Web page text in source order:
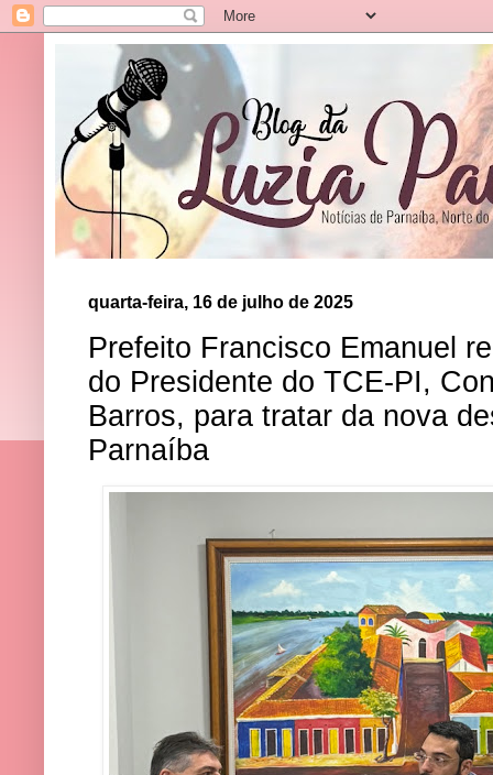
quarta-feira, 16 de julho de 2025
Prefeito Francisco Emanuel
do Presidente do TCE-PI,
Barros, para tratar da nova
Parnaíba